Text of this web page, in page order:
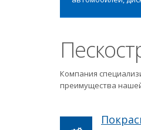
Компания
преимущества